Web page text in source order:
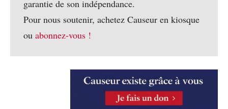
garantie de son indépendance.
Pour nous soutenir, achetez Causeur en kiosque
ou abonnez-vous !